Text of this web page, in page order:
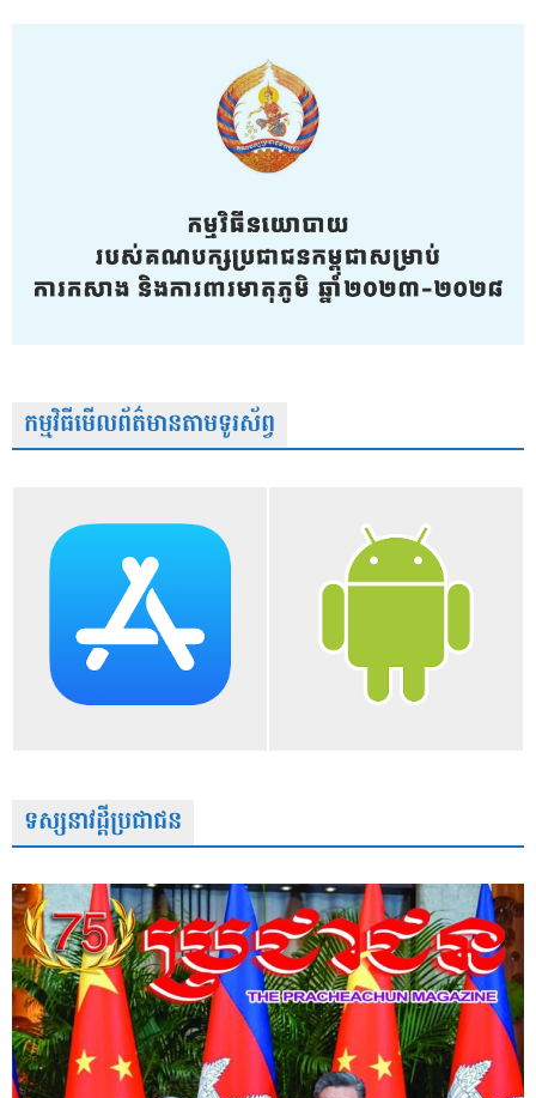
កម្មវិធីមើលព័ត៌មានតាមទូរស័ព្វ
ទស្សនាវដ្តីប្រជាជន